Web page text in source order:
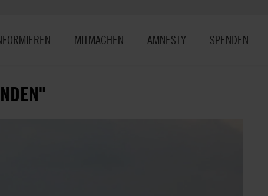
MITMACHEN AMNESTY SPENDEN